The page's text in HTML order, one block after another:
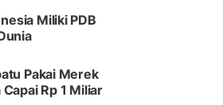
Miliki PDB
Pakai Merek
Rp 1 Miliar